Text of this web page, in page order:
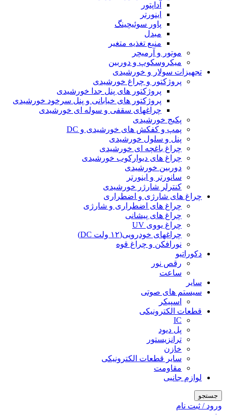
آداپتور
اینورتر
پاور سوئیچینگ
مبدل
منبع تغذیه متغیر
موتور و آرمیچر
میکروسکوپ و دوربین
تجهیزات سولار و خورشیدی
پروژکتور و چراغ خورشیدی
پروژکتور های پنل جدا خورشیدی
پروژکتور های خیابانی و پنل سرخود خورشیدی
چراغهای سقفی و سوله ای خورشیدی
پکیج خورشیدی
پمپ و کفکش های خورشیدی و DC
پنل و سلول خورشیدی
چراغ باغچه ای خورشیدی
چراغ های دیوارکوب خورشیدی
دوربین خورشیدی
سانورتر و اینورتر
کنترلر شارژر خورشیدی
چراغ های شارژی و اضطراری
چراغ های اضطراری و شارژی
چراغ های پیشانی
چراغ یووی UV
چراغهای خودرویی(۱۲ ولت DC)
نورافکن و چراغ قوه
دکوراتیو
رقص نور
ساعت
سایر
سیستم های صوتی
اسپیکر
قطعات الکترونیکی
IC
پل دیود
ترانزیستور
خازن
سایر قطعات الکترونیکی
مقاومت
لوازم جانبی
جستجو
ورود / ثبت نام